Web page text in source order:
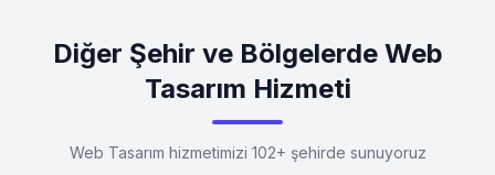
Diğer Şehir ve Bölgelerde Web
Tasarım Hizmeti
Web Tasarım hizmetimizi 102+ şehirde sunuyoruz